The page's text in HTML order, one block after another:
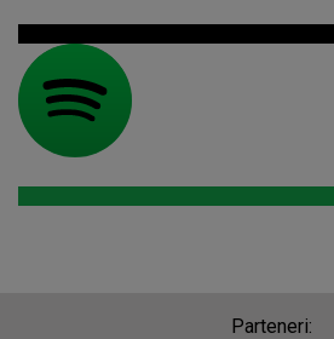
Parteneri: